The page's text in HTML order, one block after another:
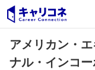
アメリカン・
ナル・インコ